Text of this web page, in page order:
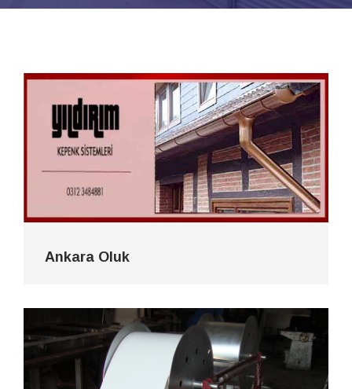
Ankara Oluk